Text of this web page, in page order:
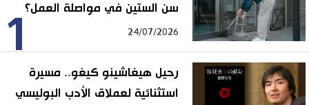
1سن الستين في مواصلة العمل؟
24/07/2026
رحيل هيغاشينو كيغو.. مسيرة
استثنائية لعملاق الأدب البوليسي